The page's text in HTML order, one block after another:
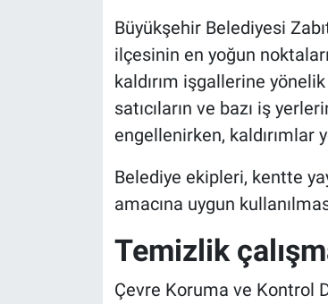
Büyükşehir Belediyesi
ilçesinin en yoğun
kaldırım işgallerine
satıcıların ve bazı iş
engellenirken, kaldırımlar
Belediye ekipleri, kentte
amacına uygun
Temizlik
Çevre Koruma ve Kontrol
TEKNOLOJİ